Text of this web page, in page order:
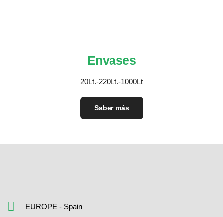
Envases
20Lt.-220Lt.-1000Lt
Saber más
EUROPE - Spain